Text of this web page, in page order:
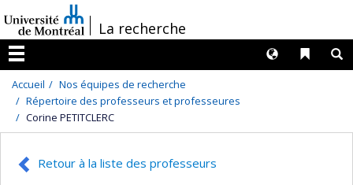
au
contenu
/La recherche
Menu
Liens
Langues
Accueil
Nos équipes de recherche
Répertoire des professeurs et professeures
Corine PETITCLERC
Retour à la liste des professeurs